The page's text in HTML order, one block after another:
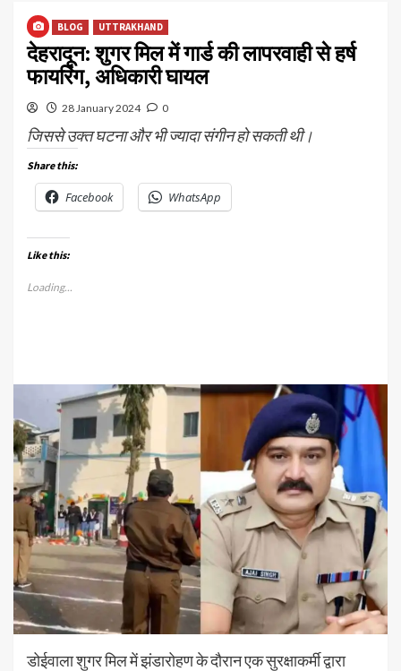
BLOG UTTRAKHAND
देहरादून: शुगर मिल में गार्ड की लापरवाही से हर्ष
फायरिंग, अधिकारी घायल
28 January 2024 0
जिससे उक्त घटना और भी ज्यादा संगीन हो सकती थी।
Share this:
Facebook WhatsApp
Like this:
Loading...
डोईवाला शुगर मिल में झंडारोहण के दौरान एक सुरक्षाकर्मी द्वारा